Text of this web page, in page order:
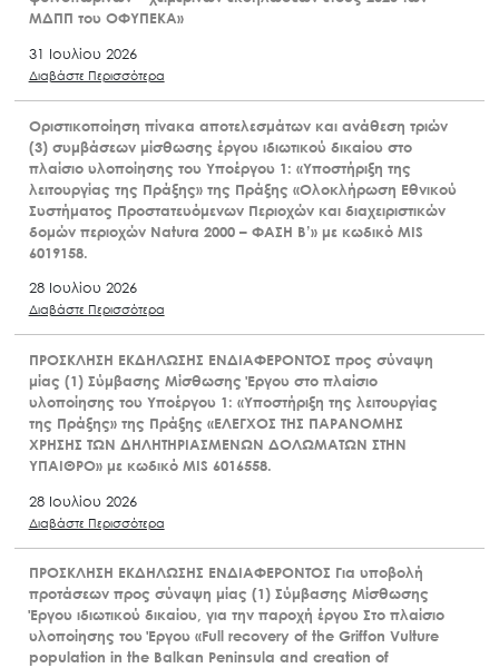
ΜΔΠΠ του ΟΦΥΠΕΚΑ»
31 Ιουλίου 2026
Διαβάστε Περισσότερα
Οριστικοποίηση πίνακα αποτελεσμάτων και ανάθεση τριών
(3) συμβάσεων μίσθωσης έργου ιδιωτικού δικαίου στο
πλαίσιο υλοποίησης του Υποέργου 1: «Υποστήριξη της
λειτουργίας της Πράξης» της Πράξης «Ολοκλήρωση Εθνικού
Συστήματος Προστατευόμενων Περιοχών και διαχειριστικών
δομών περιοχών Natura 2000 – ΦΑΣΗ Β’» με κωδικό MIS
6019158.
28 Ιουλίου 2026
Διαβάστε Περισσότερα
ΠΡΟΣΚΛΗΣΗ ΕΚΔΗΛΩΣΗΣ ΕΝΔΙΑΦΕΡΟΝΤΟΣ προς σύναψη
μίας (1) Σύμβασης Μίσθωσης Έργου στο πλαίσιο
υλοποίησης του Υποέργου 1: «Υποστήριξη της λειτουργίας
της Πράξης» της Πράξης «ΕΛΕΓΧΟΣ ΤΗΣ ΠΑΡΑΝΟΜΗΣ
ΧΡΗΣΗΣ ΤΩΝ ΔΗΛΗΤΗΡΙΑΣΜΕΝΩΝ ΔΟΛΩΜΑΤΩΝ ΣΤΗΝ
ΥΠΑΙΘΡΟ» με κωδικό MIS 6016558.
28 Ιουλίου 2026
Διαβάστε Περισσότερα
ΠΡΟΣΚΛΗΣΗ ΕΚΔΗΛΩΣΗΣ ΕΝΔΙΑΦΕΡΟΝΤΟΣ Για υποβολή
προτάσεων προς σύναψη μίας (1) Σύμβασης Μίσθωσης
Έργου ιδιωτικού δικαίου, για την παροχή έργου Στο πλαίσιο
υλοποίησης του Έργου «Full recovery of the Griffon Vulture
population in the Balkan Peninsula and creation of